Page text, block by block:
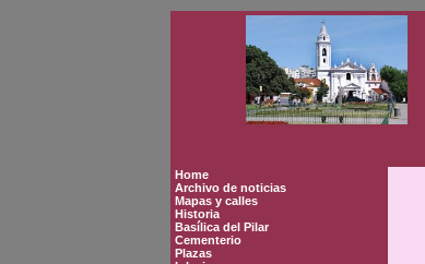
Home
Archivo de noticias
Mapas y calles
Historia
Basílica del Pilar
Cementerio
Plazas